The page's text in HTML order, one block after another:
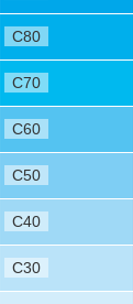
C80
C70
C60
C50
C40
C30